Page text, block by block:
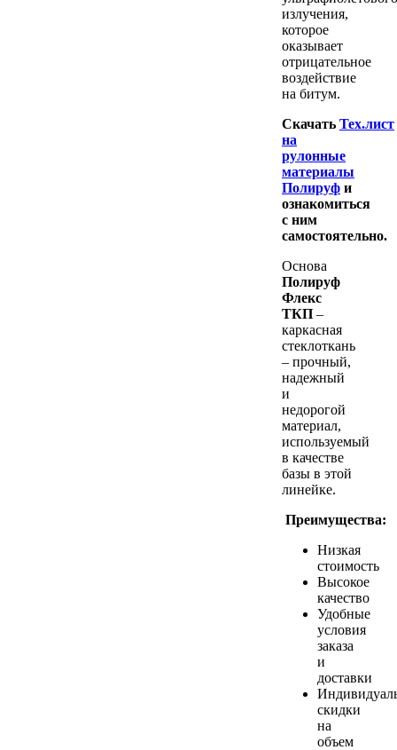
излучения,
которое
оказывает
отрицательное
воздействие
на битум.
Скачать Тех.лист
на
рулонные
материалы
Полируф и
ознакомиться
с ним
самостоятельно.
Основа
Полируф
Флекс
ТКП –
каркасная
стеклоткань
– прочный,
надежный
и
недорогой
материал,
используемый
в качестве
базы в этой
линейке.
Преимущества:
Низкая
стоимость
Высокое
качество
Удобные
условия
заказа
и
доставки
скидки
на
объем